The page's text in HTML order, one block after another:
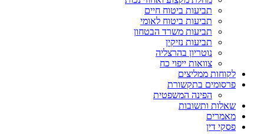
תביעות ביטוח חיים
תביעות ביטוח לאומי
תביעות משרד הבטחון
תביעות נזיקין
נוטריון בהרצליה
צוואות ייפוי כח
לקוחות ממליצים
פרסומים בתקשורת
הפינה המשפטית
שאלות ותשובות
מאמרים
פסקי דין